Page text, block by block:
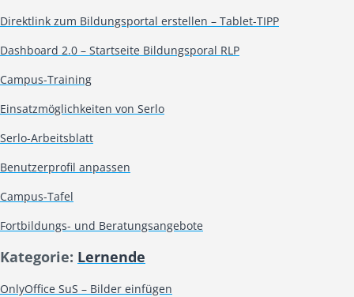
Direktlink zum Bildungsportal erstellen – Tablet-TIPP
Dashboard 2.0 – Startseite Bildungsporal RLP
Campus-Training
Einsatzmöglichkeiten von Serlo
Serlo-Arbeitsblatt
Benutzerprofil anpassen
Campus-Tafel
Fortbildungs- und Beratungsangebote
Kategorie: Lernende
OnlyOffice SuS – Bilder einfügen